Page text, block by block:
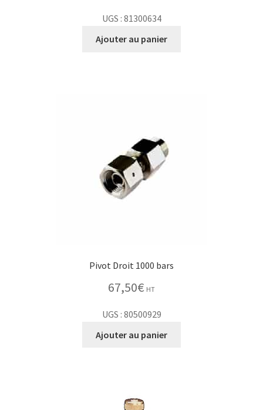
UGS : 81300634
Ajouter au panier
Pivot Droit 1000 bars
67,50€ HT
UGS : 80500929
Ajouter au panier